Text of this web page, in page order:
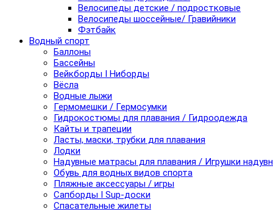
Велосипеды детские / подростковые
Велосипеды шоссейные/ Гравийники
Фэтбайк
Водный спорт
Баллоны
Бассейны
Вейкборды I Ниборды
Вёсла
Водные лыжи
Гермомешки / Гермосумки
Гидрокостюмы для плавания / Гидроодежда
Кайты и трапеции
Ласты, маски, трубки для плавания
Лодки
Надувные матрасы для плавания / Игрушки
Обувь для водных видов спорта
Пляжные аксессуары / игры
Сапборды I Sup-доски
Спасательные жилеты